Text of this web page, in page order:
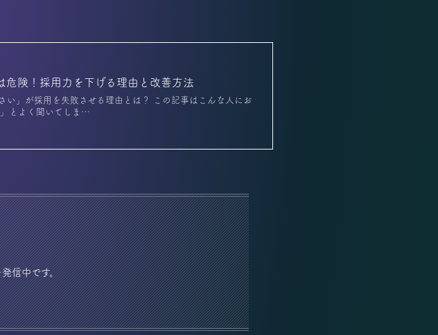
危険！採用力を下げる理由と改善方法
い」が採用を失敗させる理由とは？ この記事はこんな人にお
とよく聞いてしま…
信中です。